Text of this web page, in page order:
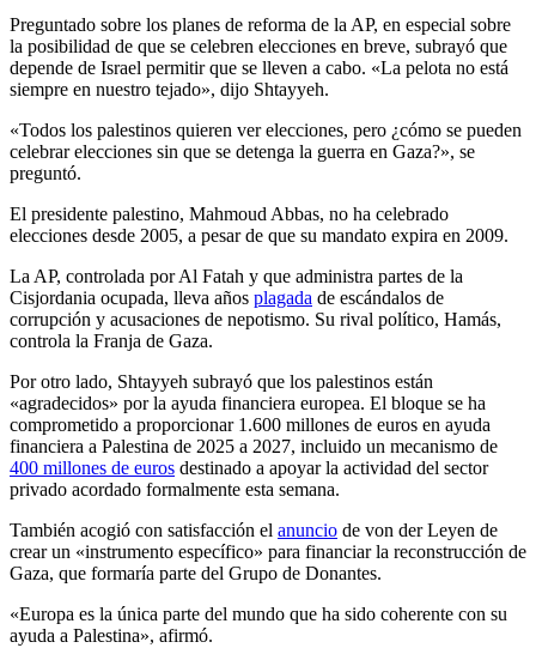
Preguntado sobre los planes de reforma de la AP, en especial sobre
la posibilidad de que se celebren elecciones en breve, subrayó que
depende de Israel permitir que se lleven a cabo. «La pelota no está
siempre en nuestro tejado», dijo Shtayyeh.
«Todos los palestinos quieren ver elecciones, pero ¿cómo se pueden
celebrar elecciones sin que se detenga la guerra en Gaza?», se
preguntó.
El presidente palestino, Mahmoud Abbas, no ha celebrado
elecciones desde 2005, a pesar de que su mandato expira en 2009.
La AP, controlada por Al Fatah y que administra partes de la
Cisjordania ocupada, lleva años plagada de escándalos de
corrupción y acusaciones de nepotismo. Su rival político, Hamás,
controla la Franja de Gaza.
Por otro lado, Shtayyeh subrayó que los palestinos están
«agradecidos» por la ayuda financiera europea. El bloque se ha
comprometido a proporcionar 1.600 millones de euros en ayuda
financiera a Palestina de 2025 a 2027, incluido un mecanismo de
400 millones de euros destinado a apoyar la actividad del sector
privado acordado formalmente esta semana.
También acogió con satisfacción el anuncio de von der Leyen de
crear un «instrumento específico» para financiar la reconstrucción de
Gaza, que formaría parte del Grupo de Donantes.
«Europa es la única parte del mundo que ha sido coherente con su
ayuda a Palestina», afirmó.